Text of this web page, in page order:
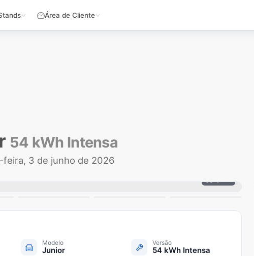
Área de Cliente
54 kWh Intensa
feira, 3 de junho de 2026
Modelo
Junior
Versão
54 kWh Intensa